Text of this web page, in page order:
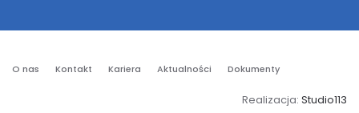
O nas Kontakt Kariera Aktualności Dokumenty
Realizacja: Studio113